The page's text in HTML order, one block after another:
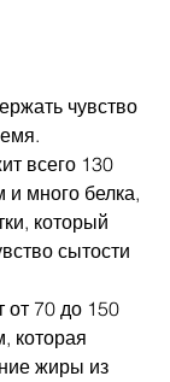
всего 130
и много белка,
который
сытости
70 до 150
которая
жиры из